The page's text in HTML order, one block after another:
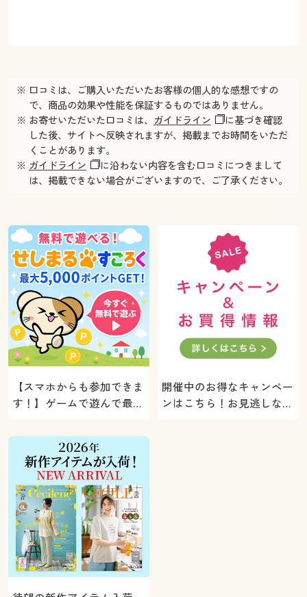
※ 口コミは、ご購入いただいたお客様の個人的な感想ですの
で、商品の効果や性能を保証するものではありません。
※ お寄せいただいた口コミは、 ガイドライン
に基づき確認
した後、サイトへ反映されますが、掲載までお時間をいただ
くことがあります。
※ ガイドライン
に沿わない内容を含む口コミにつきまして
は、掲載できない場合がございますので、ご了承ください。
【スマホからも参加できま
す！】ゲームで遊んで最大
ト！
開催中のお得なキャンペー
ンはこちら！お見逃しな